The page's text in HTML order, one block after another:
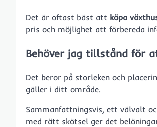
Det är oftast bäst att köpa
pris och möjlighet att förbereda
Behöver jag tillstånd för
Det beror på storleken och
gäller i ditt område.
Sammanfattningsvis, ett välvalt
med rätt skötsel ger det